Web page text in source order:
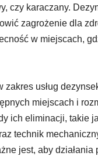
czy karaczany.
zagrożenie dla
w miejscach,
usług
miejscach i
ich eliminacji, takie
technik
jest, aby